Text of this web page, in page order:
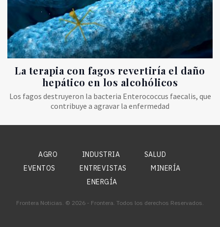
La terapia con fagos revertiría el daño
hepático en los alcohólicos
Los fagos destruyeron la bacteria Enterococcus faecalis, que
contribuye a agravar la enfermedad
AGRO INDUSTRIA
SALUD
EVENTOS
ENTREVISTAS
MINERÍA
ENERGÍA
Frontera Noticias. © 2026 - Frontera. Todos los derechos Reservados.